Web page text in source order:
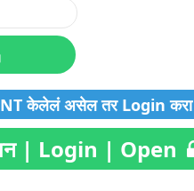
केलेलं असेल तर Login करा
| Login | Open